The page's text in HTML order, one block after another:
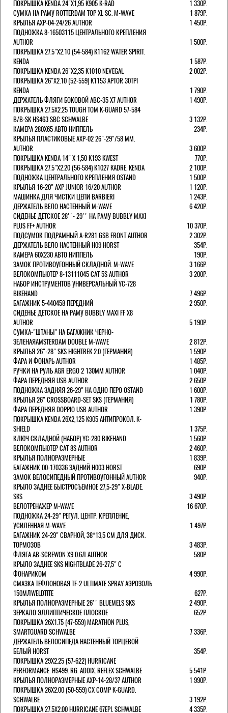
ПОКРЫШКА KENDA 24"Х1,95 K905 K-RAD
1 330Р.
СУМКА НА РАМУ ROTTERDAM TOP XL SC. M-WAVE
1 879Р.
КРЫЛЬЯ AXP-04-24/26 AUTHOR
1 450Р.
ПОДНОЖКА 8-16503115 ЦЕНТРАЛЬНОГО КРЕПЛЕНИЯ
AUTHOR
1 500Р.
ПОКРЫШКА 27.5"Х2.10 (54-584) K1162 WATER SPIRIT.
KENDA
1 587Р.
ПОКРЫШКА KENDA 26"Х2,35 K1010 NEVEGAL
2 002Р.
ПОКРЫШКА 26"Х2.10 (52-559) K1153 APTOR 30TPI
KENDA
1 790Р.
ДЕРЖАТЕЛЬ ФЛЯГИ БОКОВОЙ ABC-35 X7 AUTHOR
1 490Р.
ПОКРЫШКА 27.5X2.25 TOUGH TOM K-GUARD 57-584
B/B-SK HS463 SBC SCHWALBE
3 132Р.
КАМЕРА 280Х65 АВТО НИППЕЛЬ
234Р.
КРЫЛЬЯ ПЛАСТИКОВЫЕ AXP-02 26"-29"/58 ММ.
AUTHOR
3 600Р.
ПОКРЫШКА KENDA 14" Х 1,50 K193 KWEST
770Р.
ПОКРЫШКА 27.5"Х2.20 (56-584) K1027 KADRE. KENDA
2 100Р.
ПОДНОЖКА ЦЕНТРАЛЬНОГО КРЕПЛЕНИЯ OSTAND
1 500Р.
КРЫЛЬЯ 16-20" AXP JUNIOR 16/20 AUTHOR
1 120Р.
МАШИНКА ДЛЯ ЧИСТКИ ЦЕПИ BARBIERI
1 243Р.
ДЕРЖАТЕЛЬ ВЕЛО НАСТЕННЫЙ M-WAVE
6 420Р.
СИДЕНЬЕ ДЕТСКОЕ 28''- 29'' НА РАМУ BUBBLY MAXI
PLUS FF+ AUTHOR
10 370Р.
ПОДСУМОК ПОДРАМНЫЙ A-R281 GSB FRONT AUTHOR
2 302Р.
ДЕРЖАТЕЛЬ ВЕЛО НАСТЕННЫЙ H09 HORST
354Р.
КАМЕРА 60X230 АВТО НИППЕЛЬ
190Р.
ЗАМОК ПРОТИВОУГОННЫЙ СКЛАДНОЙ. M-WAVE
3 166Р.
ВЕЛОКОМПЬЮТЕР 8-13111045 CAT 5S AUTHOR
3 200Р.
НАБОР ИНСТРУМЕНТОВ УНИВЕРСАЛЬНЫЙ YC-728
BIKEHAND
7 496Р.
БАГАЖНИК 5-440458 ПЕРЕДНИЙ
2 950Р.
СИДЕНЬЕ ДЕТСКОЕ НА РАМУ BUBBLY MAXI FF X8
AUTHOR
5 190Р.
СУМКА-"ШТАНЫ" НА БАГАЖНИК ЧЕРНО-
ЗЕЛЕНАЯAMSTERDAM DOUBLE M-WAVE
2 812Р.
КРЫЛЬЯ 26"-28" SKS HIGHTREK 2.0 (ГЕРМАНИЯ)
1 590Р.
ФАРА И ФОНАРЬ AUTHOR
1 485Р.
РУЧКИ НА РУЛЬ AGR ERGO 2 130ММ AUTHOR
1 040Р.
ФАРА ПЕРЕДНЯЯ USB AUTHOR
2 650Р.
ПОДНОЖКА ЗАДНЯЯ 26-29" НА ОДНО ПЕРО OSTAND
1 600Р.
КРЫЛЬЯ 26" CROSSBOARD-SET SKS (ГЕРМАНИЯ)
1 780Р.
ФАРА ПЕРЕДНЯЯ DOPPIO USB AUTHOR
1 390Р.
ПОКРЫШКА KENDA 26Х2,125 K905 АНТИПРОКОЛ. K-
SHIELD
1 375Р.
КЛЮЧ СКЛАДНОЙ (НАБОР) YC-280 BIKEHAND
1 560Р.
ВЕЛОКОМПЬЮТЕР CAT 8S AUTHOR
2 460Р.
КРЫЛЬЯ ПОЛНОРАЗМЕРНЫЕ
1 839Р.
БАГАЖНИК 00-170336 ЗАДНИЙ H003 HORST
690Р.
ЗАМОК ВЕЛОСИПЕДНЫЙ ПРОТИВОУГОННЫЙ AUTHOR
940Р.
КРЫЛО ЗАДНЕЕ БЫСТРОСЪЕМНОЕ 27,5-29" X-BLADE.
SKS
3 490Р.
ВЕЛОТРЕНАЖЕР M-WAVE
16 670Р.
ПОДНОЖКА 24-29" РЕГУЛ. ЦЕНТР. КРЕПЛЕНИЕ,
УСИЛЕННАЯ M-WAVE
1 497Р.
БАГАЖНИК 24-29" СВАРНОЙ, 38*13,5 СМ ДЛЯ ДИСК.
ТОРМОЗОВ
3 483Р.
ФЛЯГА AB-SCREWON X9 0.6Л AUTHOR
580Р.
КРЫЛО ЗАДНЕЕ SKS NIGHTBLADE 26-27,5" С
ФОНАРИКОМ
4 990Р.
СМАЗКА ТЕФЛОНОВАЯ TF-2 ULTIMATE SPRAY АЭРОЗОЛЬ
150МЛWELDTITE
627Р.
КРЫЛЬЯ ПОЛНОРАЗМЕРНЫЕ 26'' BLUEMELS SKS
2 490Р.
ЗЕРКАЛО ЭЛЛИПТИЧЕСКОЕ ПЛОСКОЕ
652Р.
ПОКРЫШКА 26X1.75 (47-559) MARATHON PLUS,
SMARTGUARD SCHWALBE
7 336Р.
ДЕРЖАТЕЛЬ ВЕЛОCИПЕДА НАСТЕННЫЙ ТОРЦЕВОЙ
БЕЛЫЙ HORST
354Р.
ПОКРЫШКА 29X2.25 (57-622) HURRICANE
PERFORMANCE. HS499. RG. ADDIX. REFLEX SCHWALBE
5 541Р.
КРЫЛЬЯ ПОЛНОРАЗМЕРНЫЕ AXP-14-28/37 AUTHOR
1 990Р.
ПОКРЫШКА 26X2.00 (50-559) CX COMP K-GUARD.
SCHWALBE
3 192Р.
ПОКРЫШКА 27.5X2.00 HURRICANE 67EPI. SCHWALBE
4 335Р.